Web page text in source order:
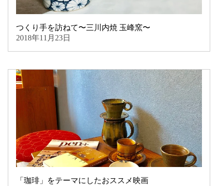
つくり手を訪ねて〜三川内焼 玉峰窯〜
2018年11月23日
「珈琲」をテーマにしたおススメ映画